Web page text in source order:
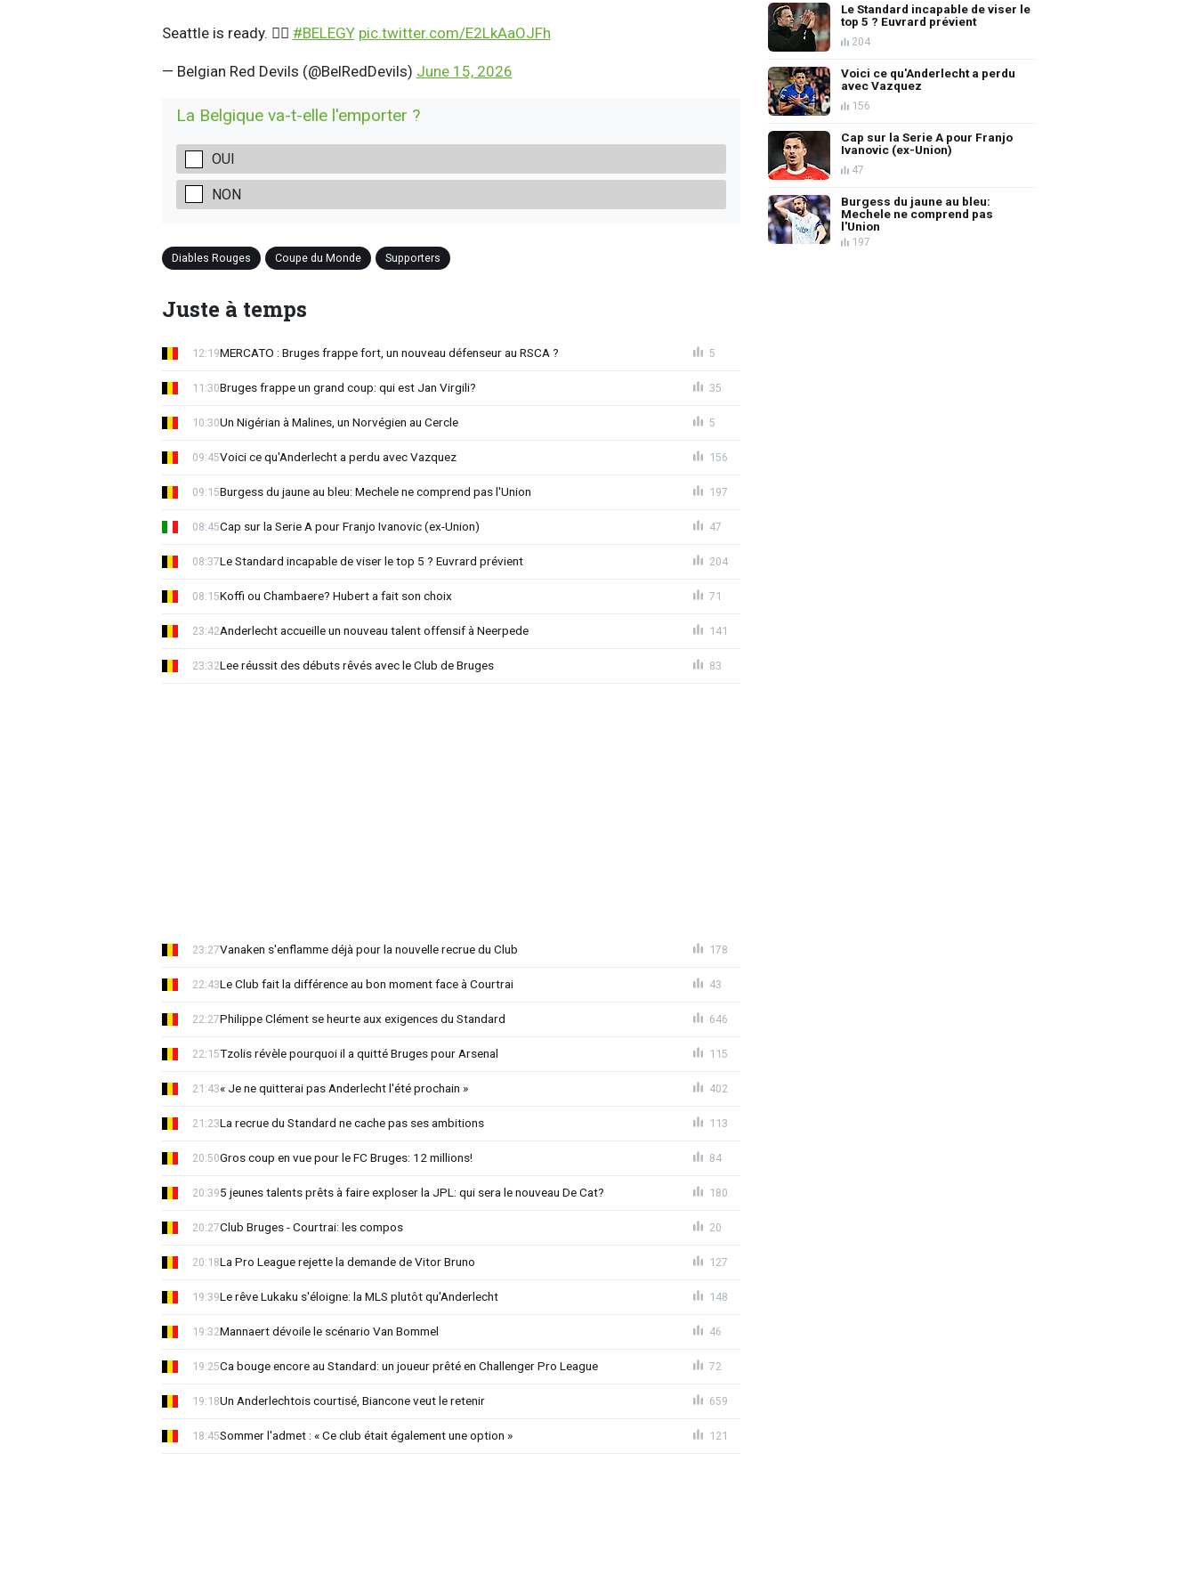
Seattle is ready. ❤️‍🔥 #BELEGY pic.twitter.com/E2LkAaOJFh
— Belgian Red Devils (@BelRedDevils) June 15, 2026
La Belgique va-t-elle l'emporter ?
OUI
NON
Diables Rouges Coupe du Monde Supporters
Juste à temps
MERCATO : Bruges frappe fort, un nouveau défenseur au RSCA ?
12:19 5
Bruges frappe un grand coup: qui est Jan Virgili?
11:30 35
Un Nigérian à Malines, un Norvégien au Cercle
10:30 5
Voici ce qu'Anderlecht a perdu avec Vazquez
09:45 156
Burgess du jaune au bleu: Mechele ne comprend pas l'Union
09:15 197
Cap sur la Serie A pour Franjo Ivanovic (ex-Union)
08:45 47
Le Standard incapable de viser le top 5 ? Euvrard prévient
08:37 204
Koffi ou Chambaere? Hubert a fait son choix
08:15 71
Anderlecht accueille un nouveau talent offensif à Neerpede
23:42 141
Lee réussit des débuts rêvés avec le Club de Bruges
23:32 83
Vanaken s'enflamme déjà pour la nouvelle recrue du Club
23:27 178
Le Club fait la différence au bon moment face à Courtrai
22:43 43
Philippe Clément se heurte aux exigences du Standard
22:27 646
Tzolis révèle pourquoi il a quitté Bruges pour Arsenal
22:15 115
« Je ne quitterai pas Anderlecht l'été prochain »
21:43 402
La recrue du Standard ne cache pas ses ambitions
21:23 113
Gros coup en vue pour le FC Bruges: 12 millions!
20:50 84
5 jeunes talents prêts à faire exploser la JPL: qui sera le nouveau De Cat?
20:39 180
Club Bruges - Courtrai: les compos
20:27 20
La Pro League rejette la demande de Vitor Bruno
20:18 127
Le rêve Lukaku s'éloigne: la MLS plutôt qu'Anderlecht
19:39 148
Mannaert dévoile le scénario Van Bommel
19:32 46
Ca bouge encore au Standard: un joueur prêté en Challenger Pro League
19:25 72
Un Anderlechtois courtisé, Biancone veut le retenir
19:18 659
Sommer l'admet : « Ce club était également une option »
18:45 121
Le Standard incapable de viser le
top 5 ? Euvrard prévient
204
Voici ce qu'Anderlecht a perdu
avec Vazquez
156
Cap sur la Serie A pour Franjo
Ivanovic (ex-Union)
47
Burgess du jaune au bleu:
Mechele ne comprend pas
l'Union
197